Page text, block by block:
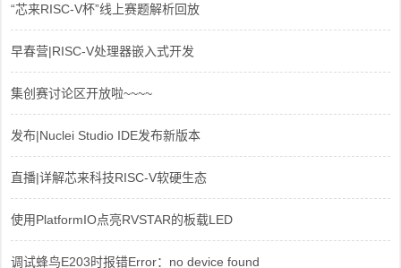
“芯来RISC-V杯”线上赛题解析回放
早春营|RISC-V处理器嵌入式开发
集创赛讨论区开放啦~~~~
发布|Nuclei Studio IDE发布新版本
直播|详解芯来科技RISC-V软硬生态
使用PlatformIO点亮RVSTAR的板载LED
调试蜂鸟E203时报错Error：no device found